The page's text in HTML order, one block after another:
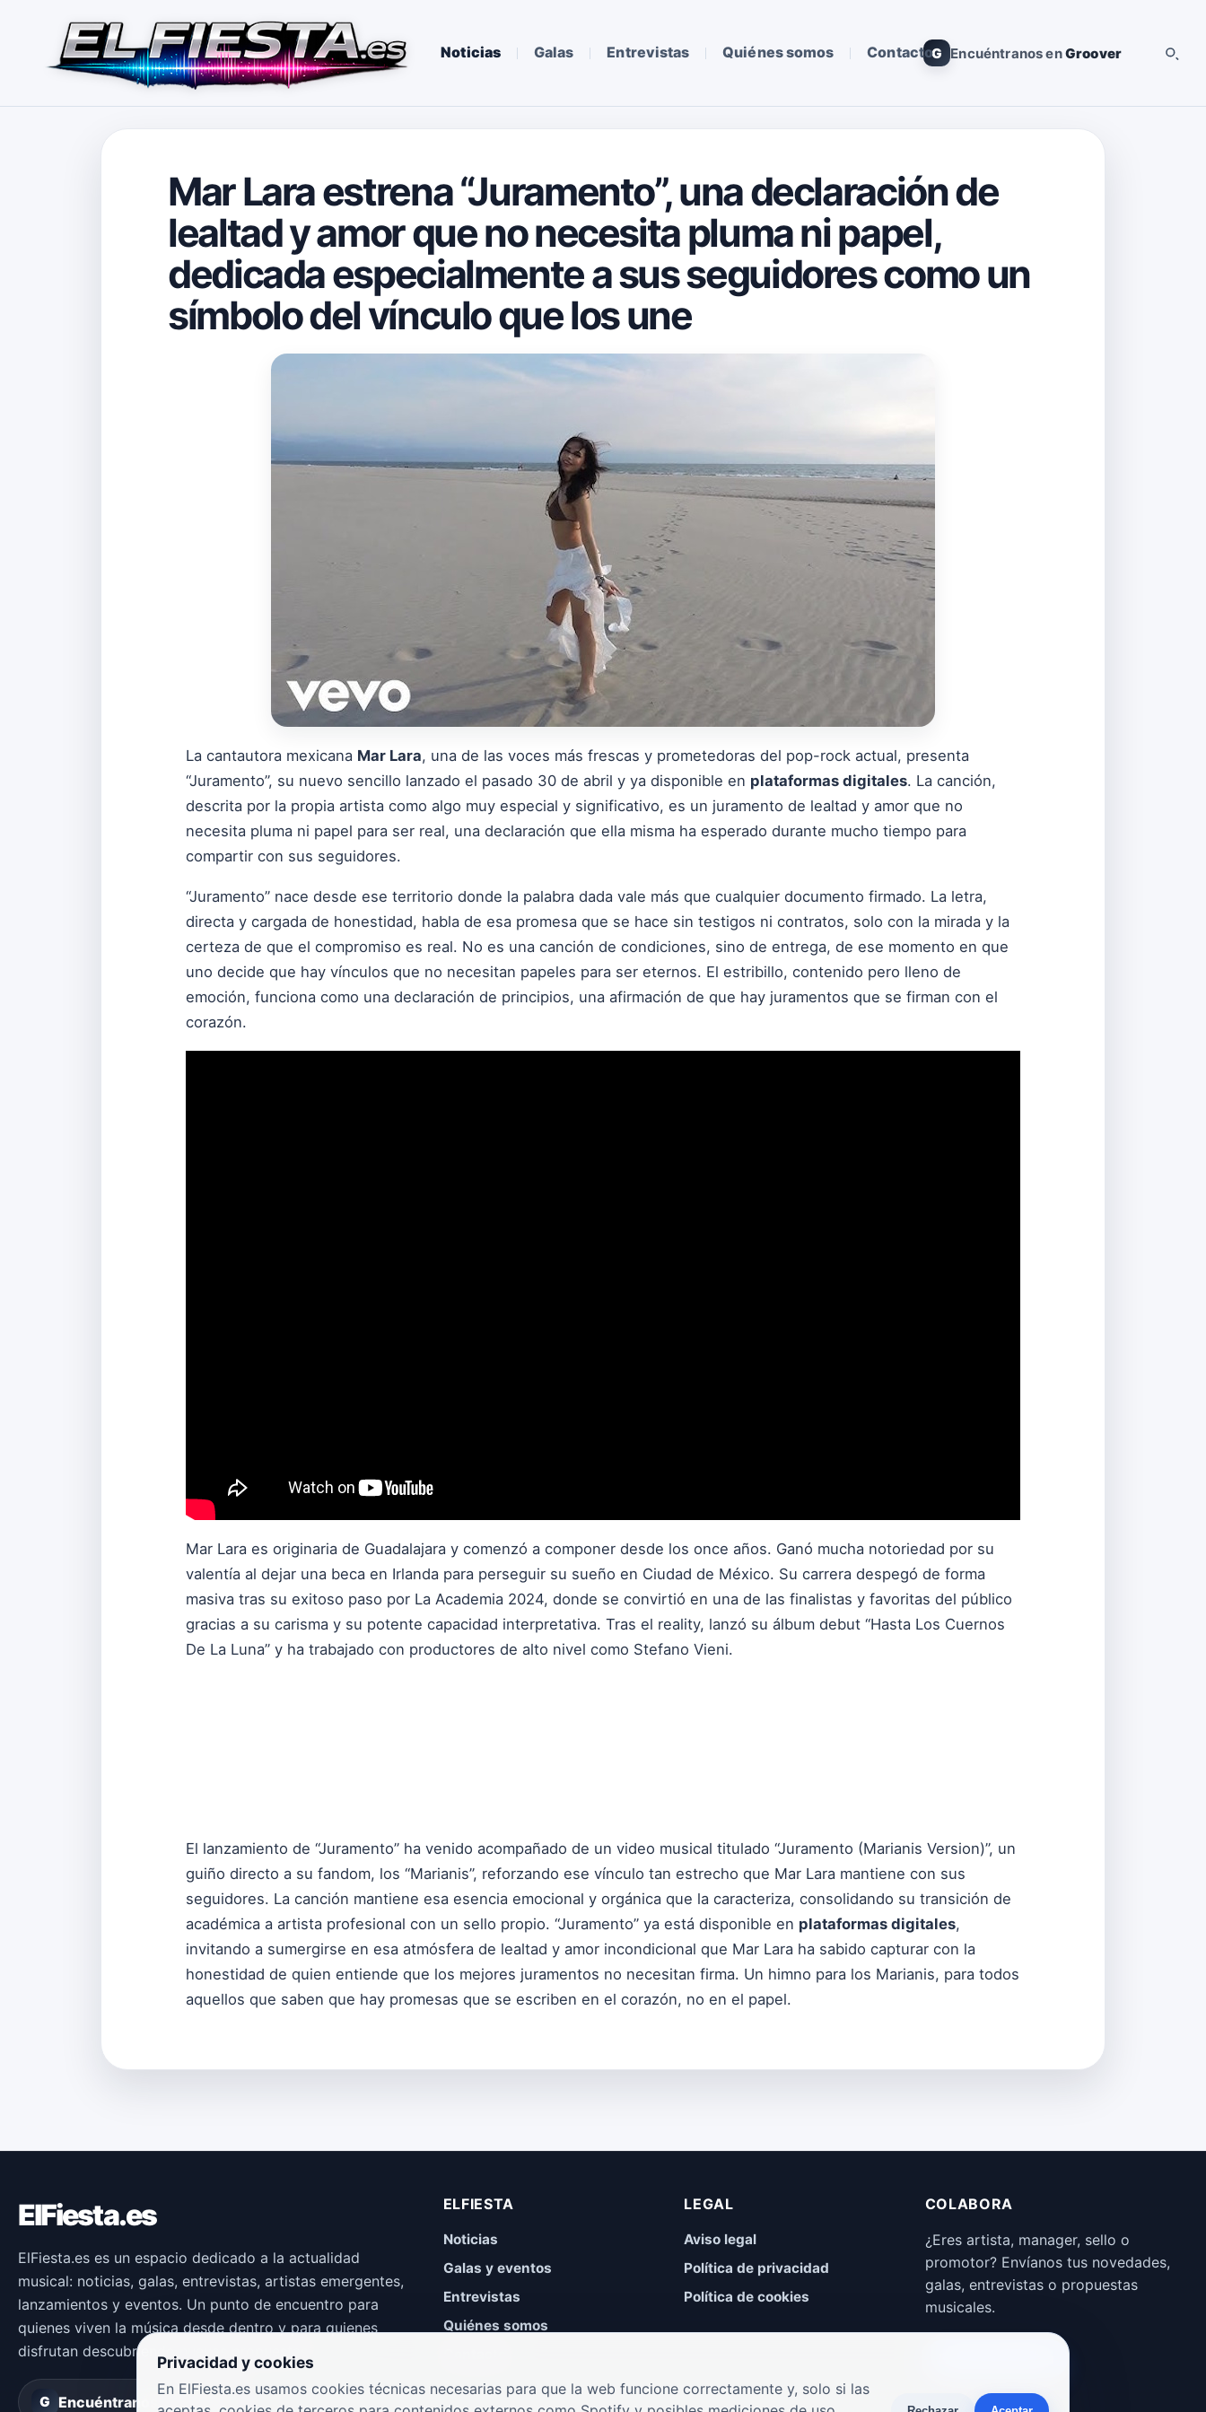
Noticias Galas Entrevistas Quiénes somos ContactoG Encuéntranos enGroover
Mar Lara estrena “Juramento”, una declaración de
lealtad y amor que no necesita pluma ni papel,
dedicada especialmente a sus seguidores como un
símbolo del vínculo que los une
La cantautora mexicana Mar Lara, una de las voces más frescas y prometedoras del pop-rock actual, presenta
“Juramento”, su nuevo sencillo lanzado el pasado 30 de abril y ya disponible en plataformas digitales. La canción,
descrita por la propia artista como algo muy especial y significativo, es un juramento de lealtad y amor que no
necesita pluma ni papel para ser real, una declaración que ella misma ha esperado durante mucho tiempo para
compartir con sus seguidores.
“Juramento” nace desde ese territorio donde la palabra dada vale más que cualquier documento firmado. La letra,
directa y cargada de honestidad, habla de esa promesa que se hace sin testigos ni contratos, solo con la mirada y la
certeza de que el compromiso es real. No es una canción de condiciones, sino de entrega, de ese momento en que
uno decide que hay vínculos que no necesitan papeles para ser eternos. El estribillo, contenido pero lleno de
emoción, funciona como una declaración de principios, una afirmación de que hay juramentos que se firman con el
corazón.
Mar Lara es originaria de Guadalajara y comenzó a componer desde los once años. Ganó mucha notoriedad por su
valentía al dejar una beca en Irlanda para perseguir su sueño en Ciudad de México. Su carrera despegó de forma
masiva tras su exitoso paso por La Academia 2024, donde se convirtió en una de las finalistas y favoritas del público
gracias a su carisma y su potente capacidad interpretativa. Tras el reality, lanzó su álbum debut “Hasta Los Cuernos
De La Luna” y ha trabajado con productores de alto nivel como Stefano Vieni.
El lanzamiento de “Juramento” ha venido acompañado de un video musical titulado “Juramento (Marianis Version)”, un
guiño directo a su fandom, los “Marianis”, reforzando ese vínculo tan estrecho que Mar Lara mantiene con sus
seguidores. La canción mantiene esa esencia emocional y orgánica que la caracteriza, consolidando su transición de
académica a artista profesional con un sello propio. “Juramento” ya está disponible en plataformas digitales,
invitando a sumergirse en esa atmósfera de lealtad y amor incondicional que Mar Lara ha sabido capturar con la
honestidad de quien entiende que los mejores juramentos no necesitan firma. Un himno para los Marianis, para todos
aquellos que saben que hay promesas que se escriben en el corazón, no en el papel.
ElFiesta.es
ElFiesta.es es un espacio dedicado a la actualidad
musical: noticias, galas, entrevistas, artistas emergentes,
lanzamientos y eventos. Un punto de encuentro para
quienes viven la música desde dentro y para quienes
disfrutan descubriendo nuevas propuestas.
G Encuéntranos en Groover
ELFIESTA
Noticias
Galas y eventos
Entrevistas
Quiénes somos
LEGAL
Aviso legal
Política de privacidad
Política de cookies
COLABORA
¿Eres artista, manager, sello o
promotor? Envíanos tus novedades,
galas, entrevistas o propuestas
musicales.
Privacidad y cookies
En ElFiesta.es usamos cookies técnicas necesarias para que la web funcione correctamente y, solo si las